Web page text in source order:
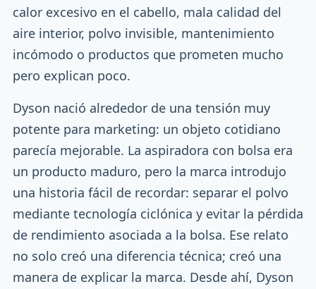
calor excesivo en el cabello, mala calidad del
aire interior, polvo invisible, mantenimiento
incómodo o productos que prometen mucho
pero explican poco.
Dyson nació alrededor de una tensión muy
potente para marketing: un objeto cotidiano
parecía mejorable. La aspiradora con bolsa era
un producto maduro, pero la marca introdujo
una historia fácil de recordar: separar el polvo
mediante tecnología ciclónica y evitar la pérdida
de rendimiento asociada a la bolsa. Ese relato
no solo creó una diferencia técnica; creó una
manera de explicar la marca. Desde ahí, Dyson